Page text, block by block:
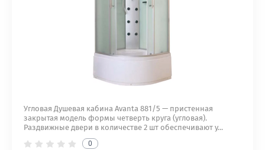
Угловая Душевая кабина Avanta 881/5 — пристенная
закрытая модель формы четверть круга (угловая).
Раздвижные двери в количестве 2 шт обеспечивают у...
0